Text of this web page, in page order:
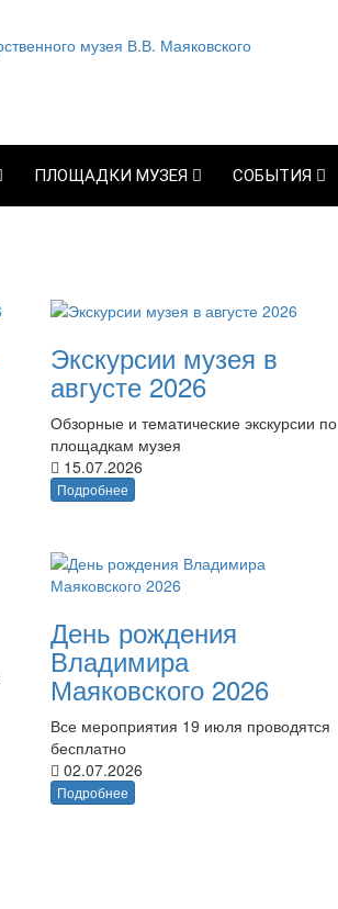
ПЛОЩАДКИ МУЗЕЯ СОБЫТИЯ
Экскурсии музея в
августе 2026
Обзорные и тематические экскурсии по
площадкам музея
15.07.2026
Подробнее
День рождения
Владимира
Маяковского 2026
Все мероприятия 19 июля проводятся
бесплатно
02.07.2026
Подробнее